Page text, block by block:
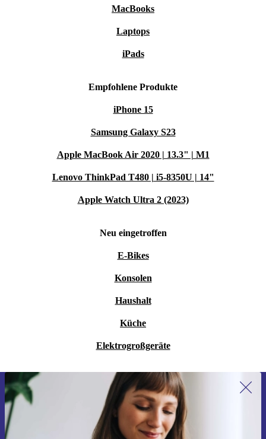
MacBooks
Laptops
iPads
Empfohlene Produkte
iPhone 15
Samsung Galaxy S23
Apple MacBook Air 2020 | 13.3" | M1
Lenovo ThinkPad T480 | i5-8350U | 14"
Apple Watch Ultra 2 (2023)
Neu eingetroffen
E-Bikes
Konsolen
Haushalt
Küche
Elektrogroßgeräte
Erstmals zum Newsletter anmelden,
15 € sparen!
Verpasse kein Angebot mehr.